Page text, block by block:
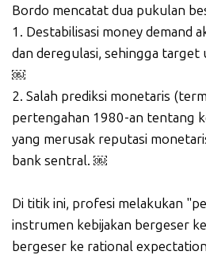
Bordo mencatat dua pukulan
1. Destabilisasi money demand
dan deregulasi, sehingga target
￼
2. Salah prediksi monetaris
pertengahan 1980-an tentang
yang merusak reputasi
bank sentral. ￼
Di titik ini, profesi melakukan
instrumen kebijakan bergeser
bergeser ke rational